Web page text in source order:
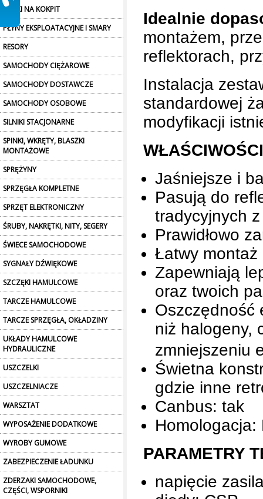
PÓŁKI NA KOKPIT
PŁYNY EKSPLOATACYJNE I SMARY
RESORY
SAMOCHODY CIĘŻAROWE
SAMOCHODY DOSTAWCZE
SAMOCHODY OSOBOWE
SILNIKI STACJONARNE
SPINKI, WKRĘTY, BLASZKI
MONTAŻOWE
SPRĘŻYNY
SPRZĘGŁA KOMPLETNE
SPRZĘT ELEKTRONICZNY
ŚRUBY, NAKRĘTKI, NITY, SEGERY
ŚWIECE SAMOCHODOWE
SYGNAŁY DŹWIĘKOWE
SZCZĘKI HAMULCOWE
TARCZE HAMULCOWE
TARCZE SPRZĘGŁA, OKŁADZINY
UKŁADY HAMULCOWE
HYDRAULICZNE
USZCZELKI
USZCZELNIACZE
WARSZTAT
WYPOSAŻENIE DODATKOWE
WYROBY GUMOWE
ZABEZPIECZENIE ŁADUNKU
ZDERZAKI SAMOCHODOWE,
CZĘŚCI, WSPORNIKI
Idealnie
montażem,
reflektorach,
Instalacja
standardowej
modyfikacji
Jaśniejsze i
Pasują do
tradycyjnych z
Prawidłowo
Łatwy montaż
Zapewniają
oraz twoich
Oszczędność
niż halogeny,
zmniejszeniu
Świetna
gdzie inne
Canbus: tak
Homologacja:
PARAMETRY
napięcie